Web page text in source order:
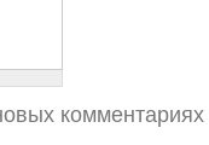
комментариях